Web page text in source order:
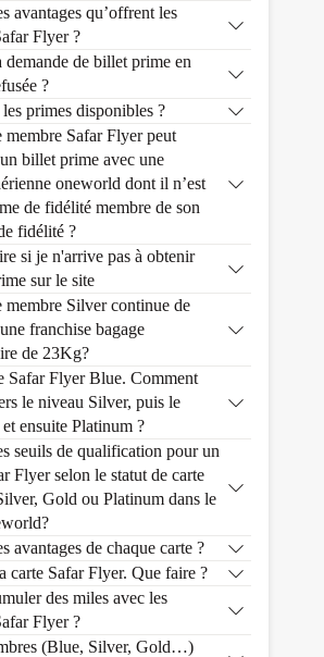
avantages qu’offrent les
Flyer ?
demande de billet prime en
?
primes disponibles ?
membre Safar Flyer peut
billet prime avec une
oneworld dont il n’est
de fidélité membre de son
fidélité ?
si je n'arrive pas à obtenir
sur le site
membre Silver continue de
franchise bagage
de 23Kg?
Safar Flyer Blue. Comment
le niveau Silver, puis le
ensuite Platinum ?
seuils de qualification pour un
Flyer selon le statut de carte
Gold ou Platinum dans le
avantages de chaque carte ?
carte Safar Flyer. Que faire ?
des miles avec les
Flyer ?
(Blue, Silver, Gold…)